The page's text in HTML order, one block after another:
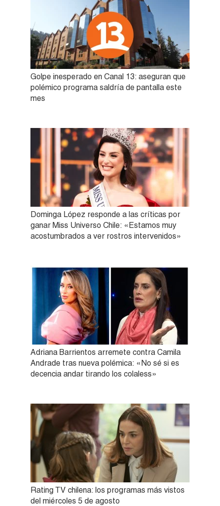
Golpe inesperado en Canal 13: aseguran que
polémico programa saldría de pantalla este
mes
Dominga López responde a las críticas por
ganar Miss Universo Chile: «Estamos muy
acostumbrados a ver rostros intervenidos»
Adriana Barrientos arremete contra Camila
Andrade tras nueva polémica: «No sé si es
decencia andar tirando los colaless»
Rating TV chilena: los programas más vistos
del miércoles 5 de agosto